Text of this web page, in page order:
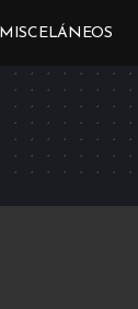
MISCELÁNEOS